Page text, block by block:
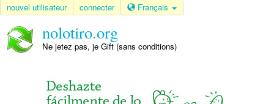
nouvel utilisateur connecter Français
nolotiro.org
Ne jetez pas, je Gift (sans conditions)